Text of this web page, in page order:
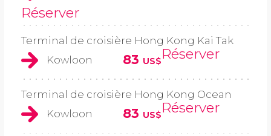
Réserver
Terminal de croisière Hong Kong Kai Tak
Kowloon
83 US$Réserver
Terminal de croisière Hong Kong Ocean
Kowloon
83 US$Réserver